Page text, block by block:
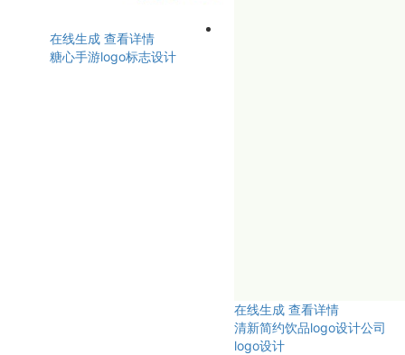
在线生成 查看详情
糖心手游logo标志设计
在线生成 查看详情
清新简约饮品logo设计公司
logo设计